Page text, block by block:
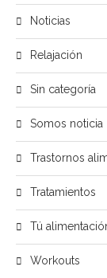
Noticias
Relajación
Sin categoría
Somos noticia
Trastornos
Tratamientos
Tú
Workouts